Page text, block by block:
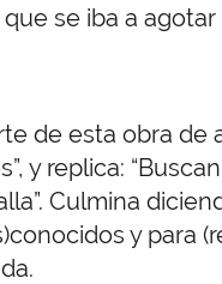
se iba a
de esta obra de
y replica:
Culmina
y para